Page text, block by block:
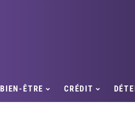
BIEN-ÊTRE CRÉDIT